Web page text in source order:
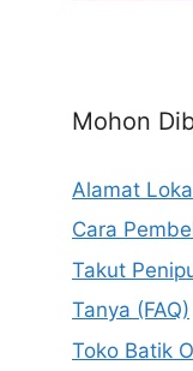
Mohon
Alamat
Cara
Takut
Tanya (FAQ)
Toko Batik